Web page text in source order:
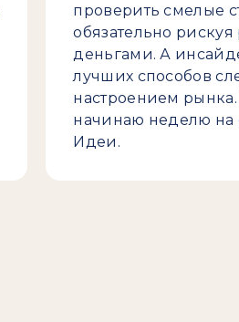
проверить смелые
обязательно
деньгами. А
лучших способов
настроением рынка.
начинаю неделю на
Идеи.